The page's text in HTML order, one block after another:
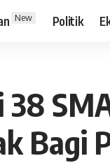
New Politik
Bagi